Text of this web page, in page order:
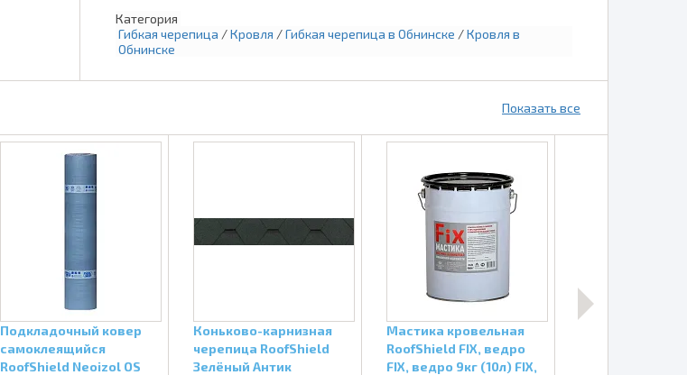
Категория
Гибкая черепица /Кровля /Гибкая черепица в Обнинске /Кровля в
Обнинске
Показать все
Подкладочный ковер
самоклеящийся
RoofShield Neoizol OS
Коньково-карнизная
черепица RoofShield
Зелёный Антик
Мастика кровельная
RoofShield FIX, ведро
FIX, ведро 9кг (10л) FIX,